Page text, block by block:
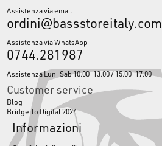
Assistenza via email
ordini@bassstoreitaly.com
Assistenza via WhatsApp
0744.281987
Assistenza Lun-Sab 10.00-13.00 / 15.00-17.00
Customer service
Blog
Bridge To Digital 2024
Informazioni